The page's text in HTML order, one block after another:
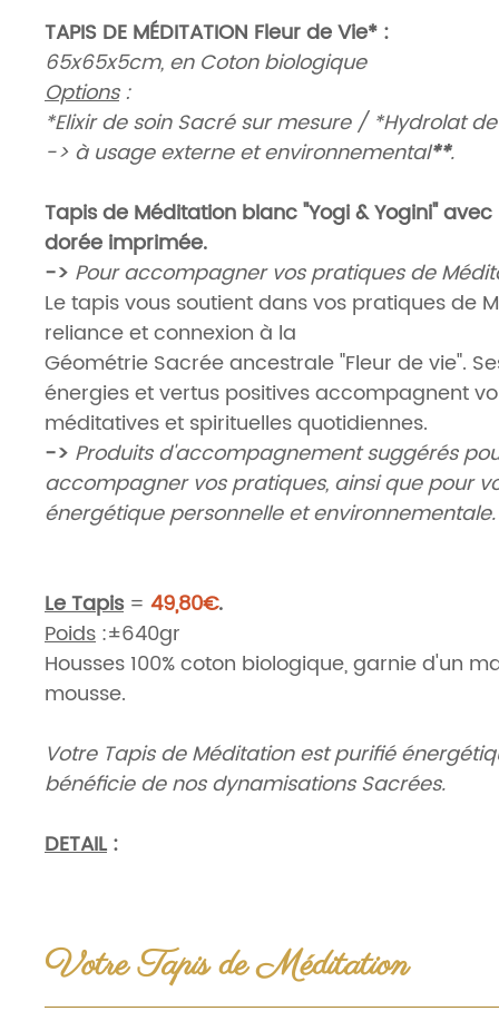
TAPIS DE MÉDITATION Fleur de Vie* :
65x65x5cm, en Coton biologique
Options:
*Elixir de soin Sacré sur mesure / *Hydrolat
-> à usage externe et environnemental**.
Tapis de Méditation blanc "Yogi & Yogini"
dorée imprimée.
-> Pour accompagner vos pratiques de
Le tapis vous soutient dans vos pratiques de
reliance et connexion à la
Géométrie Sacrée ancestrale "Fleur de vie".
énergies et vertus positives accompagnent
méditatives et spirituelles quotidiennes.
-> Produits d'accompagnement suggérés
accompagner vos pratiques, ainsi que pour
énergétique personnelle et environnementale.
Le Tapis = 49,80€.
Poids :±640gr
Housses 100% coton biologique, garnie d'un
mousse.
Votre Tapis de Méditation est purifié
bénéficie de nos dynamisations Sacrées.
DETAIL :
Votre Tapis de Méditation